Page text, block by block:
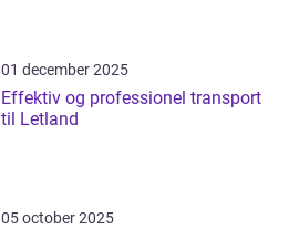
01 december 2025
Effektiv og professionel transport
til Letland
05 october 2025